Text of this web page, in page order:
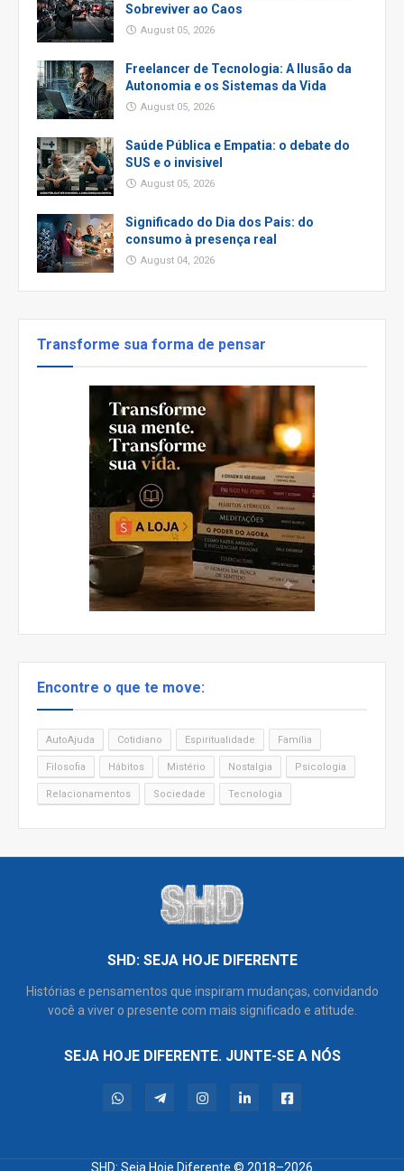
Sobreviver ao Caos
August 05, 2026
Freelancer de Tecnologia: A Ilusão da
Autonomia e os Sistemas da Vida
August 05, 2026
Saúde Pública e Empatia: o debate do
SUS e o invisivel
August 05, 2026
Significado do Dia dos Pais: do
consumo à presença real
August 04, 2026
Transforme sua forma de pensar
Encontre o que te move:
AutoAjuda Cotidiano Espiritualidade Família
Filosofia Hábitos Mistério Nostalgia Psicologia
Relacionamentos Sociedade Tecnologia
SHD: SEJA HOJE DIFERENTE
Histórias e pensamentos que inspiram mudanças, convidando
você a viver o presente com mais significado e atitude.
SEJA HOJE DIFERENTE. JUNTE-SE A NÓS
SHD: Seja Hoje Diferente © 2018–2026